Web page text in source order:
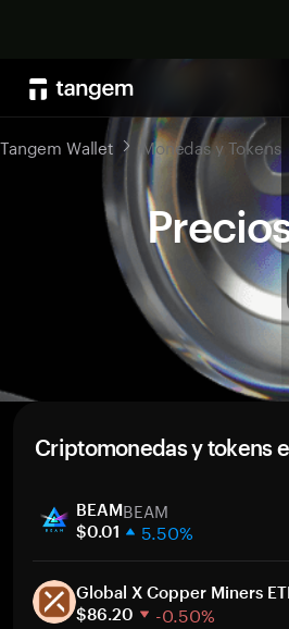
Tangem Wallet Monedas y Tokens
Criptomonedas y tokens
BEAMBEAM
$0.01 5.50%
30 días
Capitalización de mercado
Global X Copper Miners
$86.20 -0.50%